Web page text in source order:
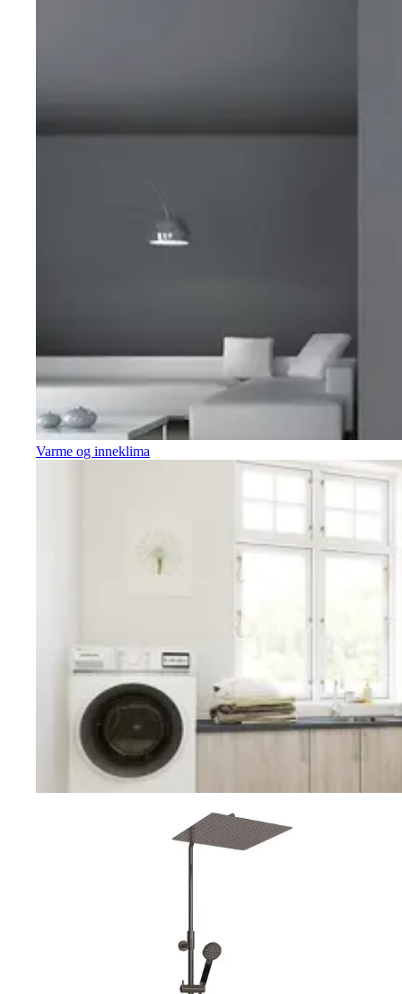
Varme og inneklima